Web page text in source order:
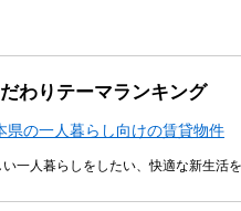
わりテーマランキング
県の一人暮らし向けの賃貸物件
い一人暮らしをしたい、快適な新生活